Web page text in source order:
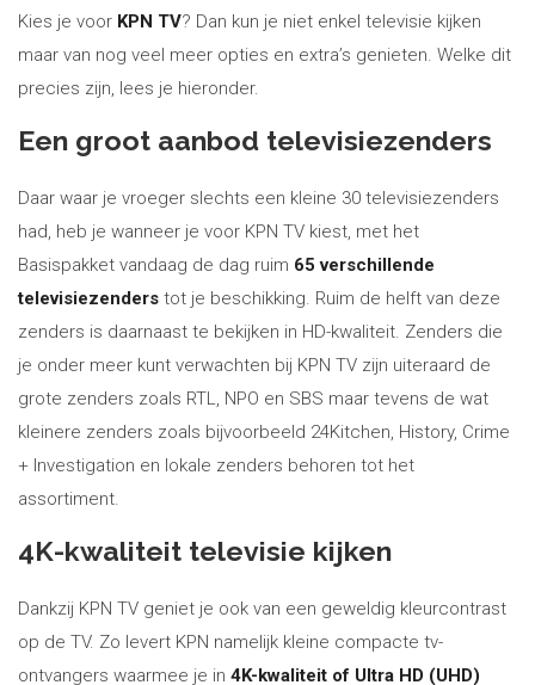
Kies je voor KPN TV? Dan kun je niet enkel televisie kijken
maar van nog veel meer opties en extra’s genieten. Welke dit
precies zijn, lees je hieronder.
Een groot aanbod televisiezenders
Daar waar je vroeger slechts een kleine 30 televisiezenders
had, heb je wanneer je voor KPN TV kiest, met het
Basispakket vandaag de dag ruim 65 verschillende
televisiezenders tot je beschikking. Ruim de helft van deze
zenders is daarnaast te bekijken in HD-kwaliteit. Zenders die
je onder meer kunt verwachten bij KPN TV zijn uiteraard de
grote zenders zoals RTL, NPO en SBS maar tevens de wat
kleinere zenders zoals bijvoorbeeld 24Kitchen, History, Crime
+ Investigation en lokale zenders behoren tot het
assortiment.
4K-kwaliteit televisie kijken
Dankzij KPN TV geniet je ook van een geweldig kleurcontrast
op de TV. Zo levert KPN namelijk kleine compacte tv-
ontvangers waarmee je in 4K-kwaliteit of Ultra HD (UHD)